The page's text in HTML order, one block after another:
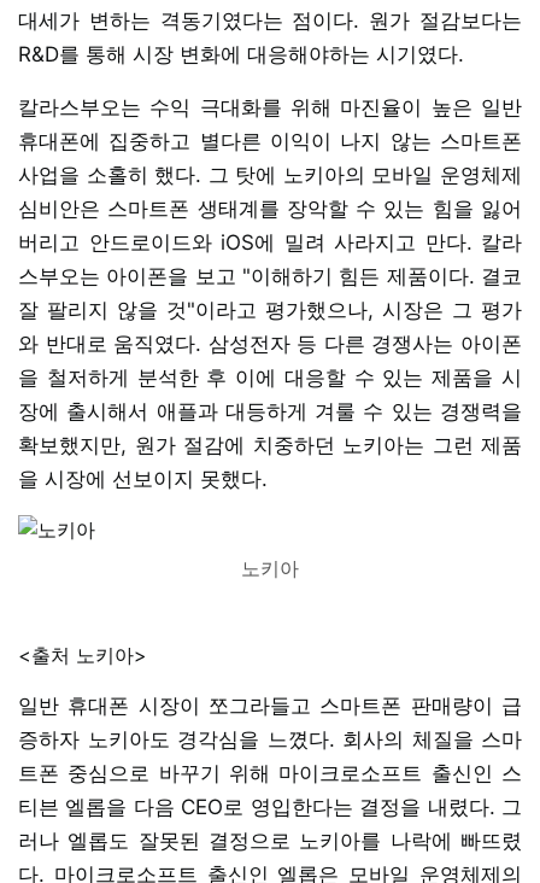
대세가 변하는 격동기였다는 점이다. 원가 절감보다는
R&D를 통해 시장 변화에 대응해야하는 시기였다.
칼라스부오는 수익 극대화를 위해 마진율이 높은 일반
휴대폰에 집중하고 별다른 이익이 나지 않는 스마트폰
사업을 소홀히 했다. 그 탓에 노키아의 모바일 운영체제
심비안은 스마트폰 생태계를 장악할 수 있는 힘을 잃어
버리고 안드로이드와 iOS에 밀려 사라지고 만다. 칼라
스부오는 아이폰을 보고 "이해하기 힘든 제품이다. 결코
잘 팔리지 않을 것"이라고 평가했으나, 시장은 그 평가
와 반대로 움직였다. 삼성전자 등 다른 경쟁사는 아이폰
을 철저하게 분석한 후 이에 대응할 수 있는 제품을 시
장에 출시해서 애플과 대등하게 겨룰 수 있는 경쟁력을
확보했지만, 원가 절감에 치중하던 노키아는 그런 제품
을 시장에 선보이지 못했다.
노키아
<출처 노키아>
일반 휴대폰 시장이 쪼그라들고 스마트폰 판매량이 급
증하자 노키아도 경각심을 느꼈다. 회사의 체질을 스마
트폰 중심으로 바꾸기 위해 마이크로소프트 출신인 스
티븐 엘롭을 다음 CEO로 영입한다는 결정을 내렸다. 그
러나 엘롭도 잘못된 결정으로 노키아를 나락에 빠뜨렸
다. 마이크로소프트 출신인 엘롭은 모바일 운영체제의